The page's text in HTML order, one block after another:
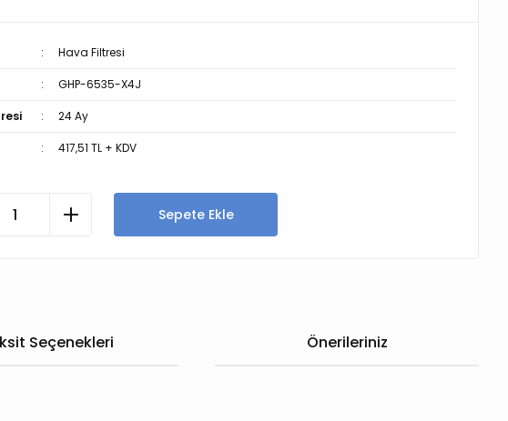
Hava Filtresi
GHP-6535-X4J
24 Ay
417,51 TL + KDV
Sepete Ekle
Seçenekleri Önerileriniz